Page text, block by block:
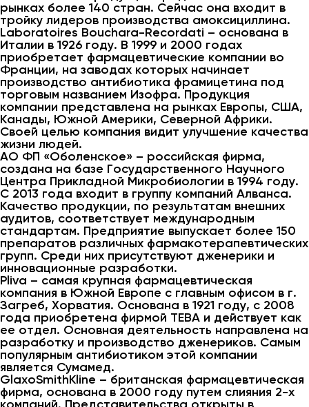
рынках более 140 стран. Сейчас она входит в
тройку лидеров производства амоксициллина.
Laboratoires Bouchara-Recordati – основана в
Италии в 1926 году. В 1999 и 2000 годах
приобретает фармацевтические компании во
Франции, на заводах которых начинает
производство антибиотика фрамицетина под
торговым названием Изофра. Продукция
компании представлена на рынках Европы, США,
Канады, Южной Америки, Северной Африки.
Своей целью компания видит улучшение качества
жизни людей.
АО ФП «Оболенское» – российская фирма,
создана на базе Государственного Научного
Центра Прикладной Микробиологии в 1994 году.
С 2013 года входит в группу компаний Алванса.
Качество продукции, по результатам внешних
аудитов, соответствует международным
стандартам. Предприятие выпускает более 150
препаратов различных фармакотерапевтических
групп. Среди них присутствуют дженерики и
инновационные разработки.
Pliva – самая крупная фармацевтическая
компания в Южной Европе с главным офисом в г.
Загреб, Хорватия. Основана в 1921 году, с 2008
года приобретена фирмой ТЕВА и действует как
ее отдел. Основная деятельность направлена на
разработку и производство дженериков. Самым
популярным антибиотиком этой компании
является Сумамед.
GlaxoSmithKline – британская фармацевтическая
фирма, основана в 2000 году путем слияния 2-х